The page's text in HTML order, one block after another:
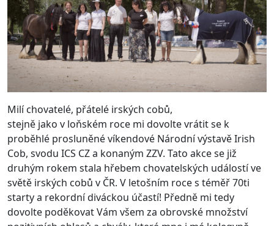
Milí chovatelé, přátelé irských cobů,
stejně jako v loňském roce mi dovolte vrátit se k
proběhlé prosluněné víkendové Národní výstavě Irish
Cob, svodu ICS CZ a konaným ZZV. Tato akce se již
druhým rokem stala hřebem chovatelských událostí ve
světě irských cobů v ČR. V letošním roce s téměř 70ti
starty a rekordní diváckou účastí! Předně mi tedy
dovolte poděkovat Vám všem za obrovské množství